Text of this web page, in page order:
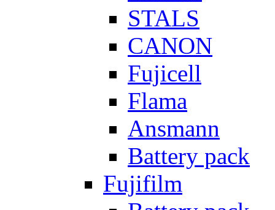
STALS
CANON
Fujicell
Flama
Ansmann
Battery pack
Fujifilm